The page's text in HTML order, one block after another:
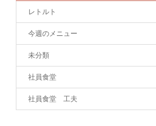
レトルト
今週のメニュー
未分類
社員食堂
社員食堂 工夫